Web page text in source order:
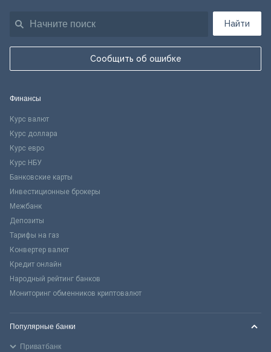
Найти
Сообщить об ошибке
Финансы
Курс валют
Курс доллара
Курс евро
Курс НБУ
Банковские карты
Инвестиционные брокеры
Межбанк
Депозиты
Тарифы на газ
Конвертер валют
Кредит онлайн
Народный рейтинг банков
Мониторинг обменников криптовалют
Популярные банки
Приватбанк